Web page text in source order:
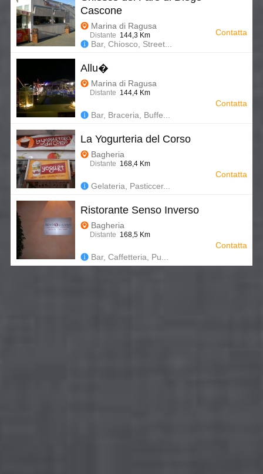
Cascone
Marina di Ragusa
Distante 144,3 Km
Bar, Chiosco, Street...
Contatta
Allu�
Marina di Ragusa
Distante 144,4 Km
Bar, Braceria, Buffe...
Contatta
La Yogurteria del Corso
Bagheria
Distante 168,4 Km
Gelateria, Pasticcer...
Contatta
Ristorante Senso Inverso
Bagheria
Distante 168,5 Km
Bar, Caffetteria, Pu...
Contatta